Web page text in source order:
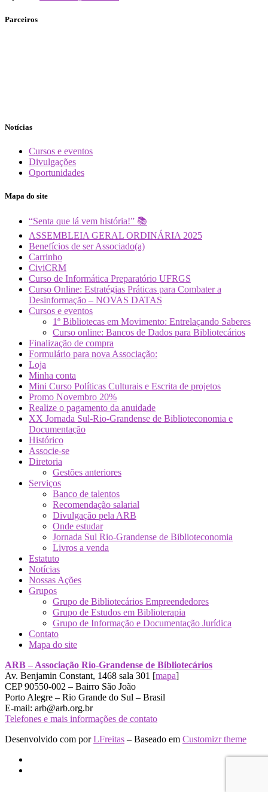
Parceiros
Notícias
Cursos e eventos
Divulgações
Oportunidades
Mapa do site
“Senta que lá vem história!” 📚
ASSEMBLEIA GERAL ORDINÁRIA 2025
Benefícios de ser Associado(a)
Carrinho
CiviCRM
Curso de Informática Preparatório UFRGS
Curso Online: Estratégias Práticas para Combater a
Desinformação – NOVAS DATAS
Cursos e eventos
1º Bibliotecas em Movimento: Entrelaçando Saberes
Curso online: Bancos de Dados para Bibliotecários
Finalização de compra
Formulário para nova Associação:
Loja
Minha conta
Mini Curso Políticas Culturais e Escrita de projetos
Promo Novembro 20%
Realize o pagamento da anuidade
XX Jornada Sul-Rio-Grandense de Biblioteconomia e
Documentação
Histórico
Associe-se
Diretoria
Gestões anteriores
Serviços
Banco de talentos
Recomendação salarial
Divulgação pela ARB
Onde estudar
Jornada Sul Rio-Grandense de Biblioteconomia
Livros a venda
Estatuto
Notícias
Nossas Ações
Grupos
Grupo de Bibliotecários Empreendedores
Grupo de Estudos em Biblioterapia
Grupo de Informação e Documentação Jurídica
Contato
Mapa do site
ARB – Associação Rio-Grandense de Bibliotecários
Av. Benjamin Constant, 1468 sala 301 [mapa]
CEP 90550-002 – Bairro São João
Porto Alegre – Rio Grande do Sul – Brasil
E-mail: arb@arb.org.br
Telefones e mais informações de contato
Desenvolvido com porLFreitas – Baseado em Customizr theme